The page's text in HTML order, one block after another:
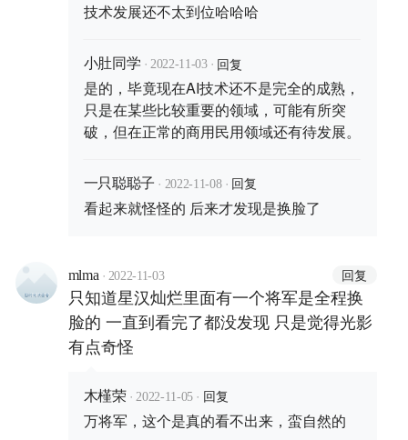
技术发展还不太到位哈哈哈
小肚同学 · 2022-11-03 · 回复
是的，毕竟现在AI技术还不是完全的成熟，
只是在某些比较重要的领域，可能有所突
破，但在正常的商用民用领域还有待发展。
一只聪聪子 · 2022-11-08 · 回复
看起来就怪怪的 后来才发现是换脸了
mlma · 2022-11-03 回复
只知道星汉灿烂里面有一个将军是全程换
脸的 一直到看完了都没发现 只是觉得光影
有点奇怪
木槿荣 · 2022-11-05 · 回复
万将军，这个是真的看不出来，蛮自然的